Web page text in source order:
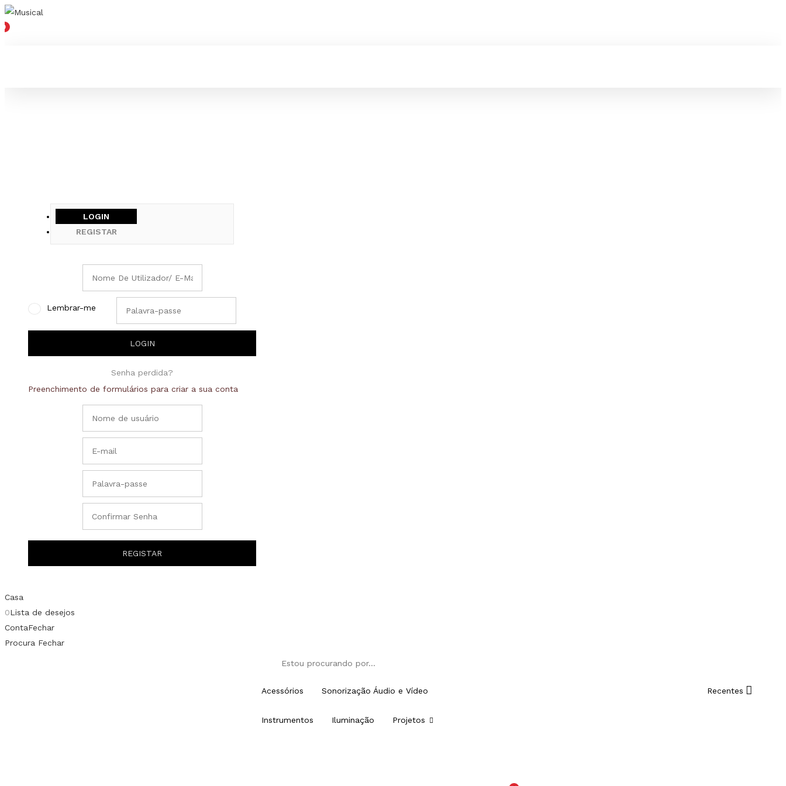
0
LOGIN
REGISTAR
Lembrar-me
Senha perdida?
Preenchimento de formulários para criar a sua conta
Casa
0Lista de desejos
ContaFechar
Procura Fechar
Acessórios Sonorização Áudio e Vídeo
Instrumentos Iluminação Projetos
Recentes